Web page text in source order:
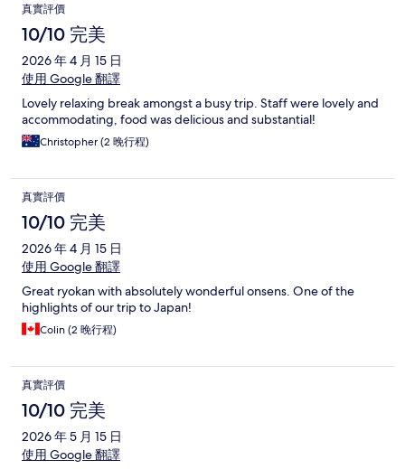
真實評價
10/10 完美
2026 年 4 月 15 日
使用 Google 翻譯
Lovely relaxing break amongst a busy trip. Staff were lovely and
accommodating, food was delicious and substantial!
Christopher (2 晚行程)
真實評價
10/10 完美
2026 年 4 月 15 日
使用 Google 翻譯
Great ryokan with absolutely wonderful onsens. One of the
highlights of our trip to Japan!
Colin (2 晚行程)
真實評價
10/10 完美
2026 年 5 月 15 日
使用 Google 翻譯